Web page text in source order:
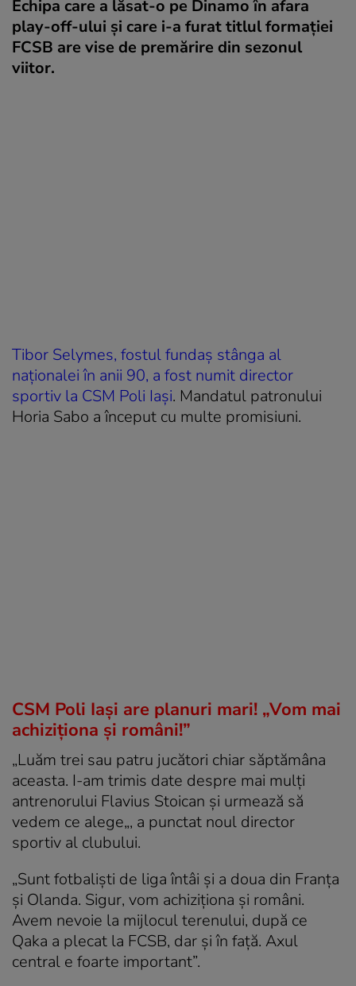
Echipa care a lăsat-o pe Dinamo în afara
play-off-ului și care i-a furat titlul formației
FCSB are vise de premărire din sezonul
viitor.
Tibor Selymes, fostul fundaș stânga al
naționalei în anii 90, a fost numit director
sportiv la CSM Poli Iași. Mandatul patronului
Horia Sabo a început cu multe promisiuni.
CSM Poli Iași are planuri mari! „Vom mai
achiziționa și români!”
„Luăm trei sau patru jucători chiar săptămâna
aceasta. I-am trimis date despre mai mulți
antrenorului Flavius Stoican și urmează să
vedem ce alege„, a punctat noul director
sportiv al clubului.
„Sunt fotbaliști de liga întâi și a doua din Franța
și Olanda. Sigur, vom achiziționa și români.
Avem nevoie la mijlocul terenului, după ce
Qaka a plecat la FCSB, dar și în față. Axul
central e foarte important”.